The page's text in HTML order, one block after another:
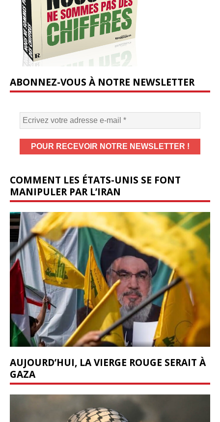
ABONNEZ-VOUS À NOTRE NEWSLETTER
COMMENT LES ÉTATS-UNIS SE FONT
MANIPULER PAR L’IRAN
AUJOURD’HUI, LA VIERGE ROUGE SERAIT À
GAZA